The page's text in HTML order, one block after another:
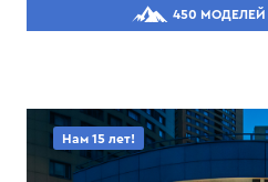
450 МОДЕЛЕЙ
Нам 15 лет!